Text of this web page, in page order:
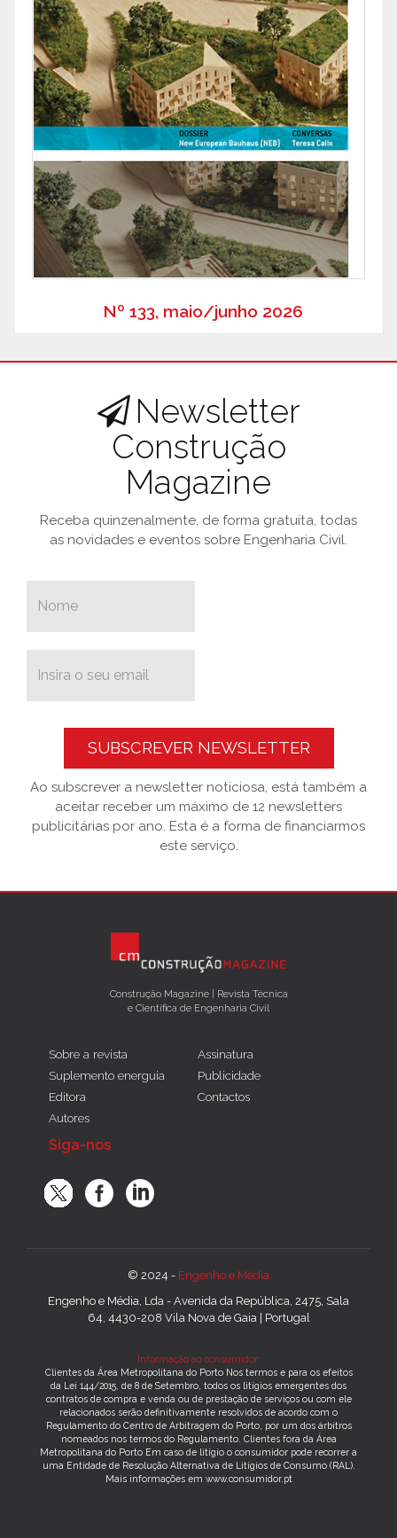
Nº 133, maio/junho 2026
Newsletter
Construção
Magazine
Receba quinzenalmente, de forma gratuita, todas
as novidades e eventos sobre Engenharia Civil.
SUBSCREVER NEWSLETTER
Ao subscrever a newsletter noticiosa, está também a
aceitar receber um máximo de 12 newsletters
publicitárias por ano. Esta é a forma de financiarmos
este serviço.
Construção Magazine | Revista Técnica
e Científica de Engenharia Civil
Sobre a revista
Suplemento energuia
Editora
Autores
Assinatura
Publicidade
Contactos
Siga-nos
© 2024 - Engenho e Média
Engenho e Média, Lda - Avenida da República, 2475, Sala
64, 4430-208 Vila Nova de Gaia | Portugal
Informação ao consumidor:
Clientes da Área Metropolitana do Porto Nos termos e para os efeitos
da Lei 144/2015, de 8 de Setembro, todos os litígios emergentes dos
contratos de compra e venda ou de prestação de serviços ou com ele
relacionados serão definitivamente resolvidos de acordo com o
Regulamento do Centro de Arbitragem do Porto, por um dos árbitros
nomeados nos termos do Regulamento. Clientes fora da Área
Metropolitana do Porto Em caso de litígio o consumidor pode recorrer a
uma Entidade de Resolução Alternativa de Litígios de Consumo (RAL).
Mais informações em www.consumidor.pt